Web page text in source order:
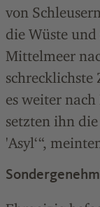
von
die Wüste
Mittelmeer
schrecklichste
es weiter
setzten ihn
'Asyl‘“,